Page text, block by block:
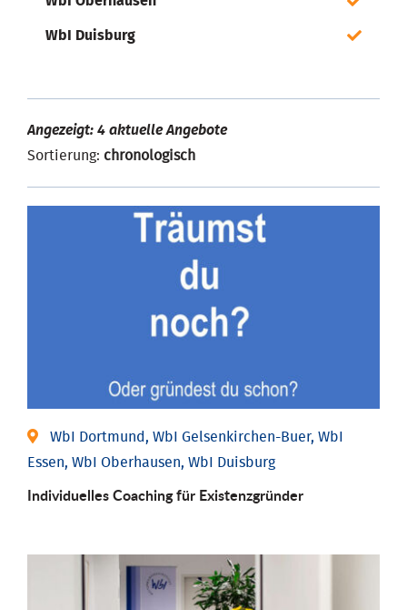
WbI Duisburg
Angezeigt: 4 aktuelle Angebote
Sortierung: chronologisch
WbI Dortmund, WbI Gelsenkirchen-Buer, WbI
Essen, WbI Oberhausen, WbI Duisburg
Individu­elles Coaching für Existenz­gründer